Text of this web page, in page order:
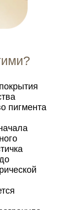
пигмента